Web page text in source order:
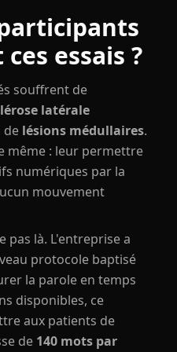
essais ?
souffrent de
latérale
de lésions médullaires.
même : leur permettre
numériques par la
mouvement
pas là. L'entreprise a
protocole baptisé
la parole en temps
disponibles, ce
aux patients de
de 140 mots par